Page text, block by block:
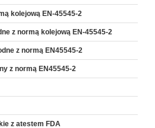
kolejową EN-45545-2
z normą kolejową EN-45545-2
z normą EN45545-2
z normą EN45545-2
z atestem FDA